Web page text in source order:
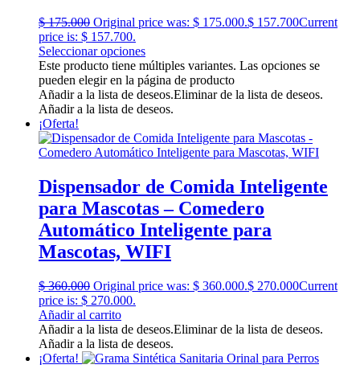
$175.000 Original price was: $ 175.000.$ 157.700Current
price is: $ 157.700.
Seleccionar opciones
Este producto tiene múltiples variantes. Las opciones se
pueden elegir en la página de producto
Añadir a la lista de deseos.Eliminar de la lista de deseos.
Añadir a la lista de deseos.
¡Oferta!
Dispensador de Comida Inteligente
para Mascotas – Comedero
Automático Inteligente para
Mascotas, WIFI
$360.000 Original price was: $ 360.000.$ 270.000Current
price is: $ 270.000.
Añadir al carrito
Añadir a la lista de deseos.Eliminar de la lista de deseos.
Añadir a la lista de deseos.
¡Oferta!